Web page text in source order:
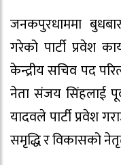
जनकपुरधाममा
गरेको पार्टी प्रवेश
केन्द्रीय सचिव पद
नेता संजय सिंहलाई
यादवले पार्टी प्रवेश
समृद्धि र विकासको